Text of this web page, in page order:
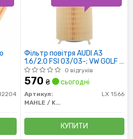
Фільтр повітря AUDI A3
1.6/2.0 FSI 03/03-; VW GOLF V
1.6/2.0 FSI 03/03-
0 відгуків
570 ₴ сьогодні
Артикул:
LX 1566
MAHLE / KNECHT
КУПИТИ